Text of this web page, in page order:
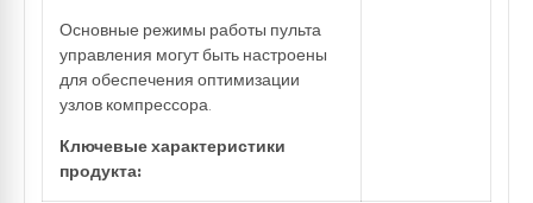
Основные режимы работы пульта
управления могут быть настроены
для обеспечения оптимизации
узлов компрессора.
Ключевые характеристики
продукта: